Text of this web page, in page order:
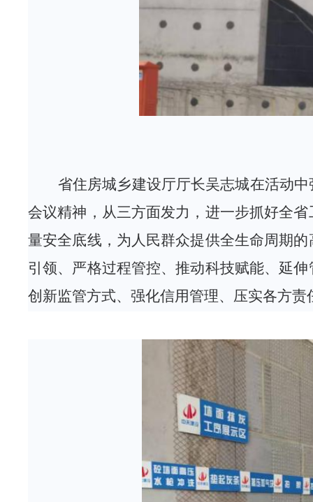
省住房城乡建设厅厅长吴志城在活动中
会议精神，从三方面发力 ， 进一步抓好全
量安全底线，为人民群众提供全生命周期
引领、严格过程管控、推动科技赋能、延
创新监管方式、强化信用管理、压实各方责